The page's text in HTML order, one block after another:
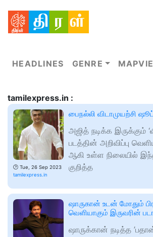
HEADLINES GENRE
tamilexpress.in :
🕑 Tue, 26 Sep 2023
tamilexpress.in
பைநல்லி விடாமுயற்சி
அஜித் நடிக்க இருக்கும்
படத்தின் அறிவிப்பு
ஆகி உள்ள நிலையில் இந்த
குறித்த
ஷாருகான் உடன் மோதும்
வெளியாகும் இருவரின்
ஷாருக்கான் நடித்த